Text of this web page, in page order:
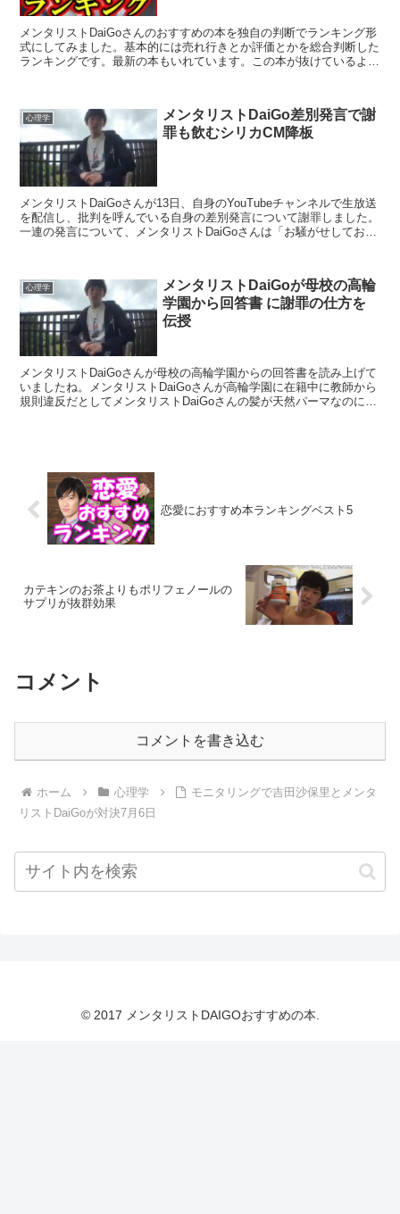
メンタリストDaiGoさんのおすすめの本を独自の判断でランキング形
式にしてみました。基本的には売れ行きとか評価とかを総合判断した
ランキングです。最新の本もいれています。この本が抜けているよと
心理学
メンタリストDaiGo差別発言で謝
罪も飲むシリカCM降板
メンタリストDaiGoさんが13日、自身のYouTubeチャンネルで生放送
を配信し、批判を呼んでいる自身の差別発言について謝罪しました。
一連の発言について、メンタリストDaiGoさんは「お騒がせしており
心理学
メンタリストDaiGoが母校の高輪
学園から回答書 に謝罪の仕方を
伝授
メンタリストDaiGoさんが母校の高輪学園からの回答書を読み上げて
いましたね。メンタリストDaiGoさんが高輪学園に在籍中に教師から
規則違反だとしてメンタリストDaiGoさんの髪が天然パーマなのにパ
恋愛におすすめ本ランキングベスト5
カテキンのお茶よりもポリフェノールの
サプリが抜群効果
コメント
コメントを書き込む
ホーム 心理学
モニタリングで吉田沙保里とメンタ
リストDaiGoが対決7月6日
© 2017 メンタリストDAIGOおすすめの本.